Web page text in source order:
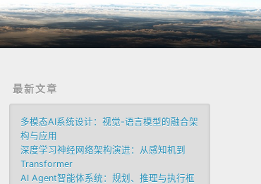
最新文章
多模态AI系统设计：视觉-语言模型的融合架
构与应用
深度学习神经网络架构演进：从感知机到
Transformer
AI Agent智能体系统：规划、推理与执行框